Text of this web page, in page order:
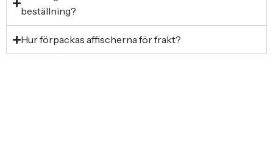
beställning?
Hur förpackas affischerna för frakt?